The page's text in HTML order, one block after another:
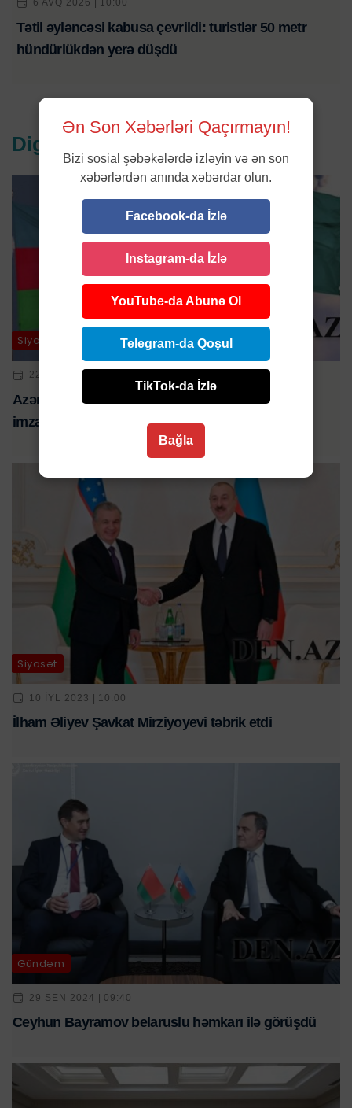
6 AVQ 2026 | 10:00
Tətil əyləncəsi kabusa çevrildi: turistlər 50 metr
hündürlükdən yerə düşdü
Digər xəbərlər
Siyasət
22 IYN 2023 | 16:13
Azərbaycanla Qazaxıstan arasında bu sənədlər
imzalandı - SİYAHI
Siyasət
10 IYL 2023 | 10:00
İlham Əliyev Şavkat Mirziyoyevi təbrik etdi
Gündəm
29 SEN 2024 | 09:40
Ceyhun Bayramov belaruslu həmkarı ilə görüşdü
Ən Son Xəbərləri Qaçırmayın!
Bizi sosial şəbəkələrdə izləyin və ən son
xəbərlərdən anında xəbərdar olun.
Facebook-da İzlə
Instagram-da İzlə
YouTube-da Abunə Ol
Telegram-da Qoşul
TikTok-da İzlə
Bağla